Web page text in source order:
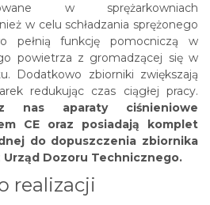
w sprężarkowniach
w celu schładzania sprężonego
pełnią funkcję pomocniczą w
powietrza z gromadzącej się w
Dodatkowo zbiorniki zwiększają
redukując czas ciągłej pracy.
nas aparaty ciśnieniowe
CE oraz posiadają komplet
do dopuszczenia zbiornika
Dozoru Technicznego.
realizacji